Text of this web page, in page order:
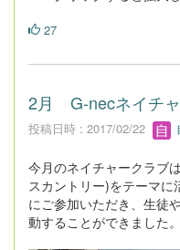
27
2月 G-necネイチ
投稿日時 : 2017/02/22
今月のネイチャークラブ
スカントリー)をテーマ
にご参加いただき、生徒
動することができました。